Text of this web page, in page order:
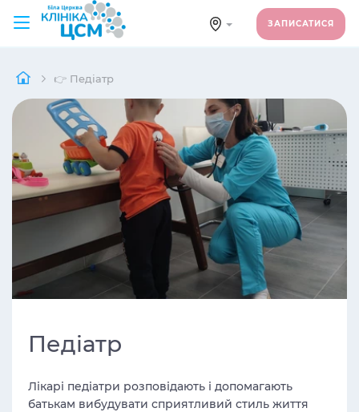
ЗАПИСАТИСЯ
👉 Педіатр
Педіатр
Лікарі педіатри розповідають і допомагають
батькам вибудувати сприятливий стиль життя